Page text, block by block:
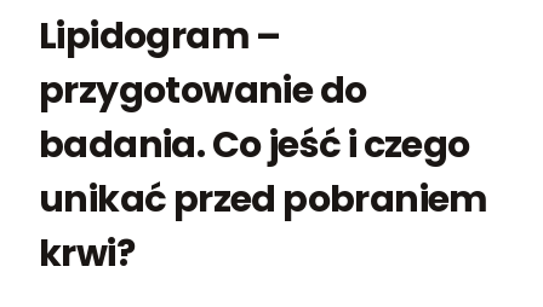
Lipidogram –
przygotowanie do
badania. Co jeść i czego
unikać przed pobraniem
krwi?